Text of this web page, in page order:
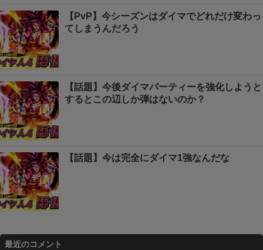
【PvP】今シーズンはダイマでどれだけ変わっ
てしまうんだろう
【話題】今後ダイマパーティーを強化しようと
するとこの辺しか弾はないのか？
【話題】今は完全にダイマ1強なんだな
最近のコメント